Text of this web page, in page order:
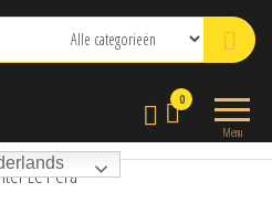
Menu
0
Le Pera